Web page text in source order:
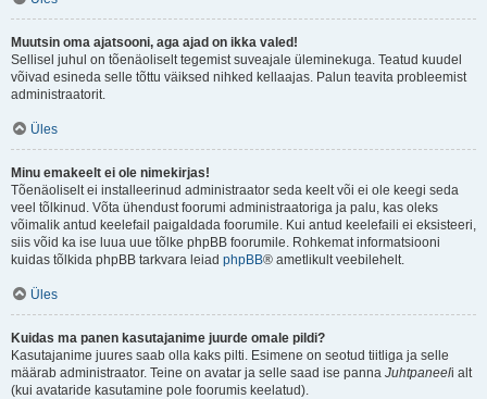
Muutsin oma ajatsooni, aga ajad on ikka valed!
Sellisel juhul on tõenäoliselt tegemist suveajale üleminekuga. Teatud kuudel
võivad esineda selle tõttu väiksed nihked kellaajas. Palun teavita probleemist
administraatorit.
Üles
Minu emakeelt ei ole nimekirjas!
Tõenäoliselt ei installeerinud administraator seda keelt või ei ole keegi seda
veel tõlkinud. Võta ühendust foorumi administraatoriga ja palu, kas oleks
võimalik antud keelefail paigaldada foorumile. Kui antud keelefaili ei eksisteeri,
siis võid ka ise luua uue tõlke phpBB foorumile. Rohkemat informatsiooni
kuidas tõlkida phpBB tarkvara leiad phpBB® ametlikult veebilehelt.
Üles
Kuidas ma panen kasutajanime juurde omale pildi?
Kasutajanime juures saab olla kaks pilti. Esimene on seotud tiitliga ja selle
määrab administraator. Teine on avatar ja selle saad ise panna Juhtpaneeli alt
(kui avataride kasutamine pole foorumis keelatud).